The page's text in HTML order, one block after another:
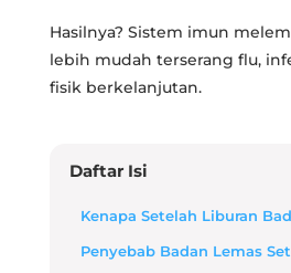
Hasilnya? Sistem imun
lebih mudah terserang flu,
fisik berkelanjutan.
Daftar Isi
Kenapa Setelah Liburan
Penyebab Badan Lemas